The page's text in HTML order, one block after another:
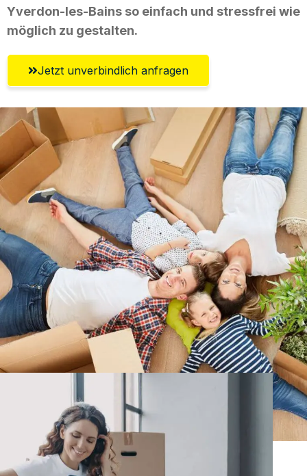
Yverdon-les-Bains so einfach und stressfrei wie
möglich zu gestalten.
Jetzt unverbindlich anfragen